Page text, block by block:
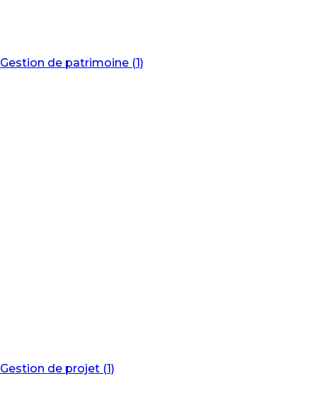
Gestion de patrimoine (1)
Gestion de projet (1)